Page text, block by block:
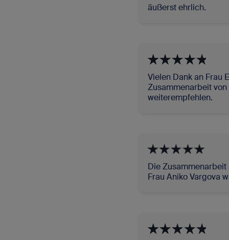
äußerst ehrlich.
Vielen Dank an Frau
Zusammenarbeit
weiterempfehlen.
Die
Frau Aniko Vargova